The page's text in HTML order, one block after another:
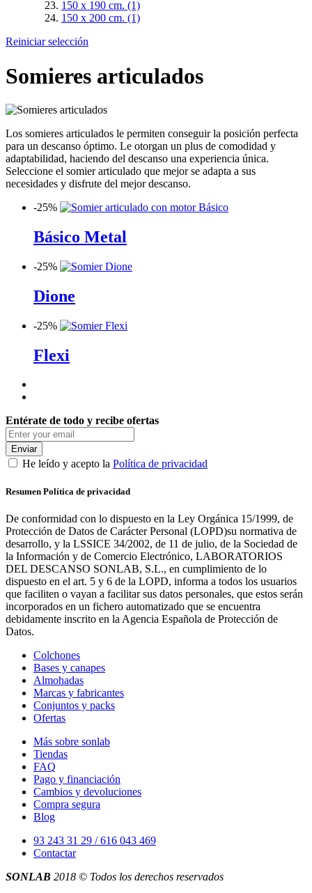
150 x 190 cm. (1)
150 x 200 cm. (1)
Reiniciar selección
Somieres articulados
Los somieres articulados le permiten conseguir la posición perfecta
para un descanso óptimo. Le otorgan un plus de comodidad y
adaptabilidad, haciendo del descanso una experiencia única.
Seleccione el somier articulado que mejor se adapta a sus
necesidades y disfrute del mejor descanso.
-25%
Básico Metal
-25%
Dione
-25%
Flexi
Entérate de todo y recibe ofertas
Enviar
He leído y acepto la Política de privacidad
Resumen Política de privacidad
De conformidad con lo dispuesto en la Ley Orgánica 15/1999, de
Protección de Datos de Carácter Personal (LOPD)su normativa de
desarrollo, y la LSSICE 34/2002, de 11 de julio, de la Sociedad de
la Información y de Comercio Electrónico, LABORATORIOS
DEL DESCANSO SONLAB, S.L., en cumplimiento de lo
dispuesto en el art. 5 y 6 de la LOPD, informa a todos los usuarios
que faciliten o vayan a facilitar sus datos personales, que estos serán
incorporados en un fichero automatizado que se encuentra
debidamente inscrito en la Agencia Española de Protección de
Datos.
Colchones
Bases y canapes
Almohadas
Marcas y fabricantes
Conjuntos y packs
Ofertas
Más sobre sonlab
Tiendas
FAQ
Pago y financiación
Cambios y devoluciones
Compra segura
Blog
93 243 31 29 / 616 043 469
Contactar
SONLAB 2018 © Todos los derechos reservados